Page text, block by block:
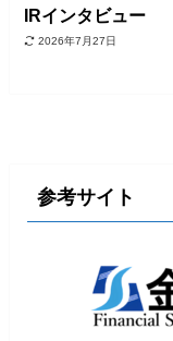
IRインタビュー
2026年7月27日
参考サイト